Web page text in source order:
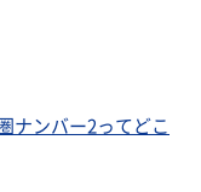
ナンバー2ってどこ